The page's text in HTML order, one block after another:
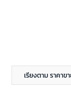
เรียงตาม ราคา